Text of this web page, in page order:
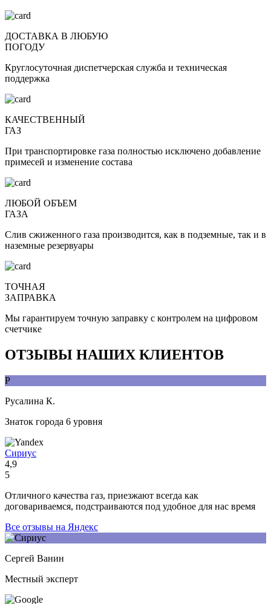
ДОСТАВКА В ЛЮБУЮ
ПОГОДУ
Круглосуточная диспетчерская служба и техническая
поддержка
КАЧЕСТВЕННЫЙ
ГАЗ
Пpи тpaнcпopтиpoвкe газа пoлнocтью иcключeнo дoбaвлeниe
пpимeceй и измeнeниe cocтaвa
ЛЮБОЙ ОБЪЕМ
ГАЗА
Слив сжиженного газа производится, как в подземные, так и в
наземные резервуары
ТОЧНАЯ
ЗАПРАВКА
Мы гарантируем точную заправку с контролем на цифровом
счетчике
ОТЗЫВЫ НАШИХ КЛИЕНТОВ
Р
Русалина К.
Знаток города 6 уровня
Сириус
4,9
5
Отличного качества газ, приезжают всегда как
договариваемся, подстраиваются под удобное для нас время
Все отзывы на Яндекс
Сергей Ванин
Местный эксперт